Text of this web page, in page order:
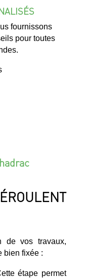
fournissons
pour toutes
de vos travaux,
bien fixée :
étape permet